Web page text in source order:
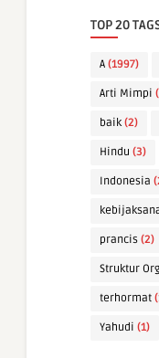
TOP 20
A (1997)
Arti Mimpi
baik (2)
Hindu (3)
Indonesia
prancis (2)
Struktur
terhormat
Yahudi (1)